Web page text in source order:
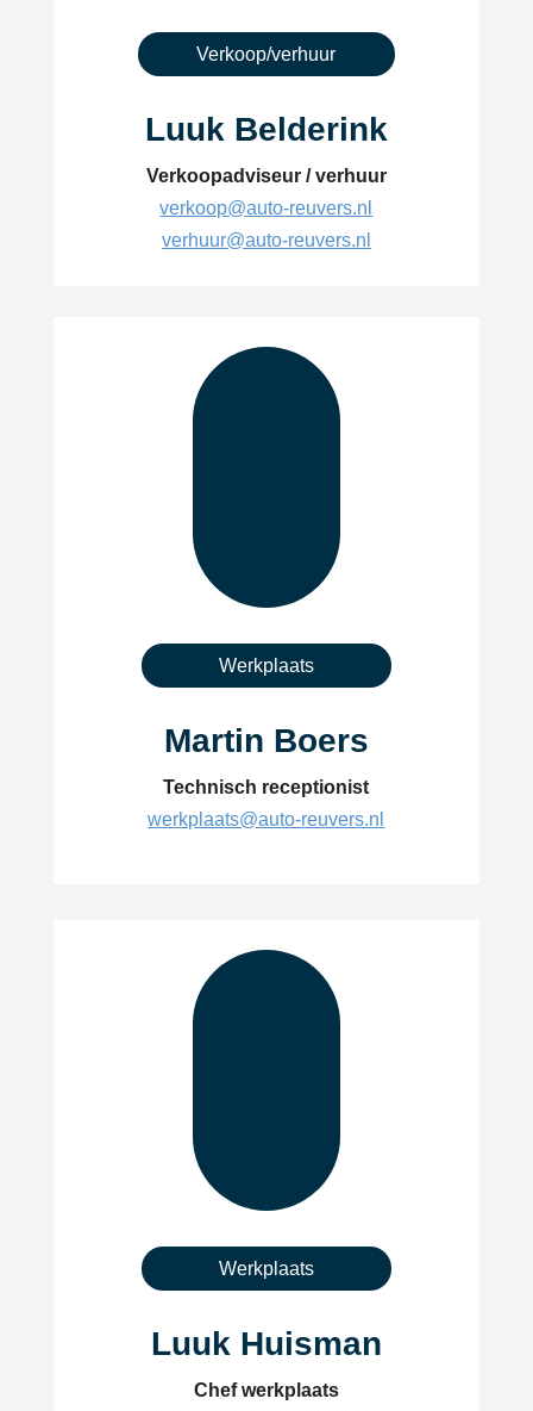
Verkoop/verhuur
Luuk Belderink
Verkoopadviseur / verhuur
verkoop@auto-reuvers.nl
verhuur@auto-reuvers.nl
Werkplaats
Martin Boers
Technisch receptionist
werkplaats@auto-reuvers.nl
Werkplaats
Luuk Huisman
Chef werkplaats